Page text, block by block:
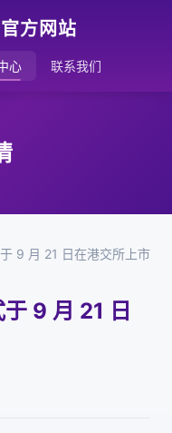
方网站
心 联系我们
9 月 21 日在港交所上市
9 月 21 日